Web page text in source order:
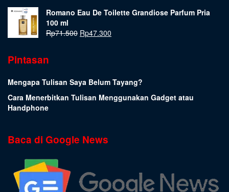
Romano Eau De Toilette Grandiose Parfum Pria
100 ml
Rp71.500 Rp47.300
Pintasan
Mengapa Tulisan Saya Belum Tayang?
Cara Menerbitkan Tulisan Menggunakan Gadget atau
Handphone
Baca di Google News